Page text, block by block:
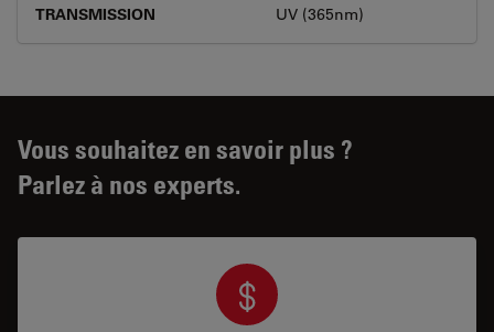
TRANSMISSION UV (365nm)
Vous souhaitez en savoir plus ?
Parlez à nos experts.